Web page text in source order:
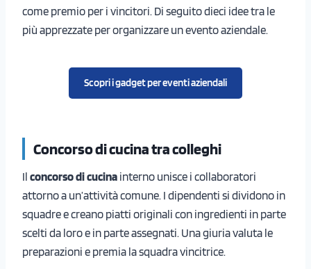
come premio per i vincitori. Di seguito dieci idee tra le
più apprezzate per organizzare un evento aziendale.
Scopri i gadget per eventi aziendali
Concorso di cucina tra colleghi
Il concorso di cucina interno unisce i collaboratori
attorno a un’attività comune. I dipendenti si dividono in
squadre e creano piatti originali con ingredienti in parte
scelti da loro e in parte assegnati. Una giuria valuta le
preparazioni e premia la squadra vincitrice.